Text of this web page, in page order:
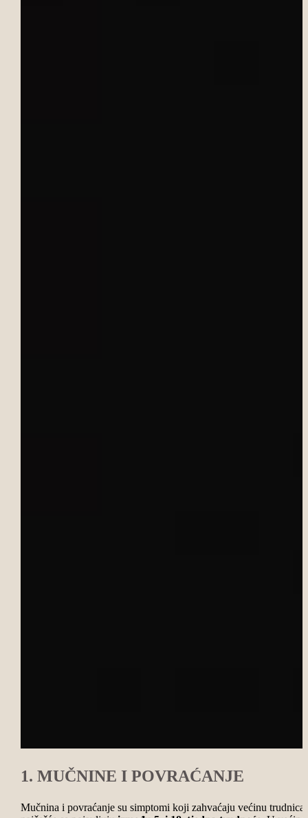
1. MUČNINE I POVRAĆANJE
Mučnina i povraćanje su simptomi koji zahvaćaju većinu